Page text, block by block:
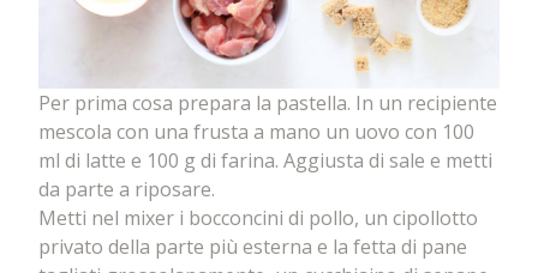
Per prima cosa prepara la pastella. In un recipiente
mescola con una frusta a mano un uovo con 100
ml di latte e 100 g di farina. Aggiusta di sale e metti
da parte a riposare.
Metti nel mixer i bocconcini di pollo, un cipollotto
privato della parte più esterna e la fetta di pane